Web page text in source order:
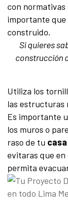
con normativas
importante que
construido.
Si quieres
construcción
Utiliza los
las estructuras
Es importante
los muros o
raso de tu
evitaras que en
permita